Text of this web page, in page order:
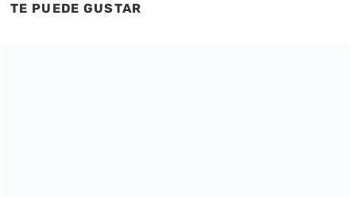
TE PUEDE GUSTAR